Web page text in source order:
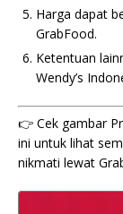
Harga dapat
GrabFood.
Ketentuan
Wendy’s
👉 Cek gambar
ini untuk lihat
nikmati lewat